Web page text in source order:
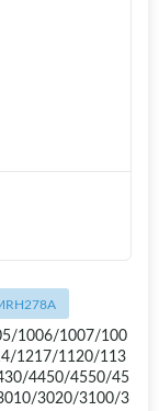
1006/1007/100
1217/1120/113
4450/4550/45
3020/3100/3